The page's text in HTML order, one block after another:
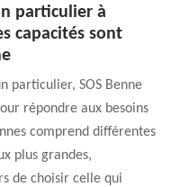
particulier à
capacités sont
particulier, SOS Benne
répondre aux besoins
comprend différentes
plus grandes,
de choisir celle qui